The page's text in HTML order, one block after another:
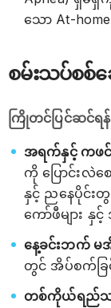
သော At-
စမ်းသပ်စ
ကြိုတင်ပြင်ဆင်ရန်
အရက်နှင့် ကဖင်း
ကို ပြောင်းလဲစ
နှင့် ညနေပိုင်း
ကော်ဖီများ နှ
နေ့ခင်းဘက် မ
တွင် အိပ်စက်ခြင်
တစ်ကိုယ်ရည်သန့်